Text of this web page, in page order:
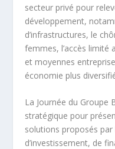
secteur privé pour
développement,
d’infrastructures, le
femmes, l’accès limité
et moyennes
économie plus
La Journée du Groupe
stratégique pour
solutions proposés
d’investissement, de